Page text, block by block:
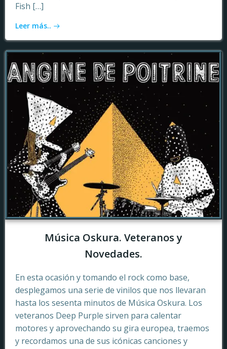
Fish […]
Leer más..
Música Oskura. Veteranos y
Novedades.
En esta ocasión y tomando el rock como base,
desplegamos una serie de vinilos que nos llevaran
hasta los sesenta minutos de Música Oskura. Los
veteranos Deep Purple sirven para calentar
motores y aprovechando su gira europea, traemos
y recordamos una de sus icónicas canciones y